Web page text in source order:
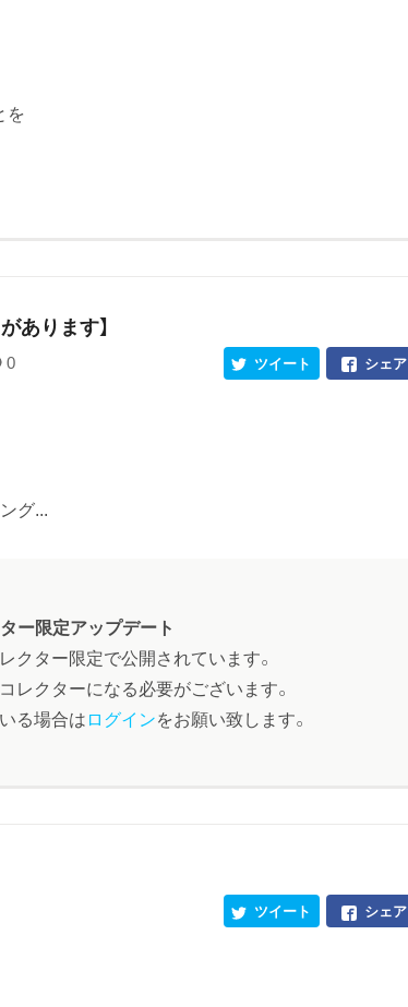
を
あります】
0 シェア
ツイート
グ...
ー限定アップデート
クター限定で公開されています。
レクターになる必要がございます。
る場合はログインをお願い致します。
シェア
ツイート